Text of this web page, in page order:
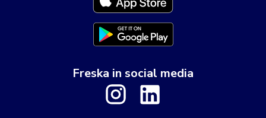
Freska in social media